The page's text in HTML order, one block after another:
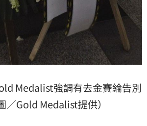
Medalist強調有去金賽綸告別
／Gold Medalist提供）